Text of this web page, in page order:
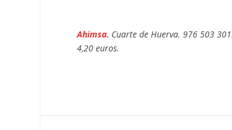
Ahimsa. Cuarte de Huerva. 976 503
4,20 euros.